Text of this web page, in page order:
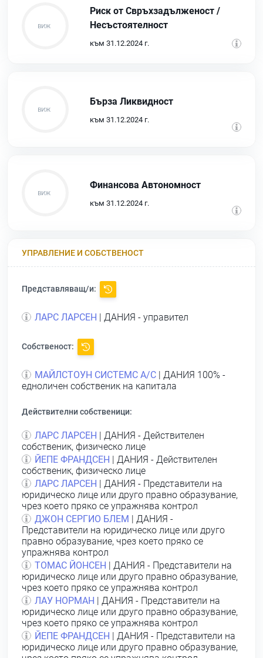
Риск от Свръхзадълженост /
Несъстоятелност
към 31.12.2024 г.
Бърза Ликвидност
към 31.12.2024 г.
Финансова Автономност
към 31.12.2024 г.
УПРАВЛЕНИЕ И СОБСТВЕНОСТ
Представляващ/и:
ЛАРС ЛАРСЕН | ДАНИЯ - управител
Собственост:
МАЙЛСТОУН СИСТЕМС А/С | ДАНИЯ 100% -
едноличен собственик на капитала
Действителни собственици:
ЛАРС ЛАРСЕН
| ДАНИЯ - Действителен
собственик, физическо лице
ЙЕПЕ ФРАНДСЕН
| ДАНИЯ - Действителен
собственик, физическо лице
ЛАРС ЛАРСЕН
| ДАНИЯ - Представители на
юридическо лице или друго правно образувание,
чрез което пряко се упражнява контрол
ДЖОН СЕРГИО БЛЕМ
| ДАНИЯ -
Представители на юридическо лице или друго
правно образувание, чрез което пряко се
упражнява контрол
ТОМАС ЙОНСЕН
| ДАНИЯ - Представители на
юридическо лице или друго правно образувание,
чрез което пряко се упражнява контрол
ЛАУ НОРМАН
| ДАНИЯ - Представители на
юридическо лице или друго правно образувание,
чрез което пряко се упражнява контрол
ЙЕПЕ ФРАНДСЕН
| ДАНИЯ - Представители на
юридическо лице или друго правно образувание,